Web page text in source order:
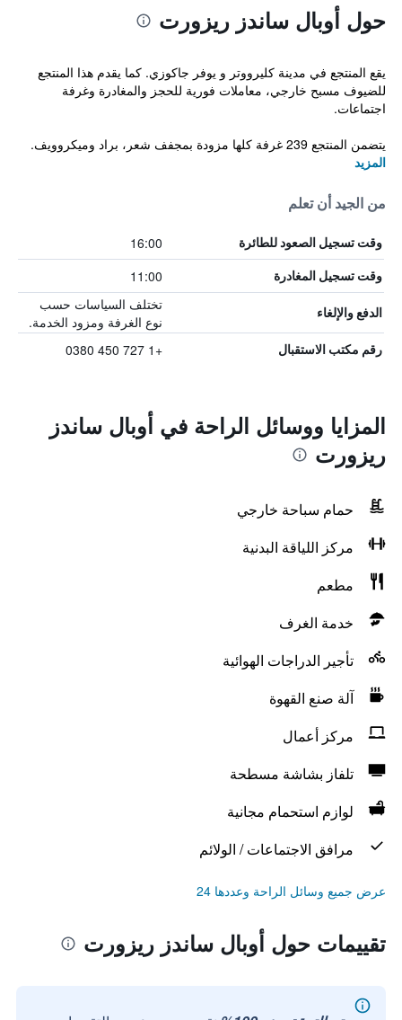
حول أوبال ساندز ريزورت
يقع المنتجع في مدينة كليرووتر و يوفر جاكوزي. كما يقدم هذا المنتجع
للضيوف مسبح خارجي، معاملات فورية للحجز والمغادرة وغرفة
اجتماعات.
يتضمن المنتجع 239 غرفة كلها مزودة بمجفف شعر، براد وميكروويف.
المزيد
من الجيد أن تعلم
وقت تسجيل الصعود للطائرة 16:00
وقت تسجيل المغادرة 11:00
الدفع والإلغاء
تختلف السياسات حسب
نوع الغرفة ومزود الخدمة.
رقم مكتب الاستقبال +1 727 450 0380
المزايا ووسائل الراحة في أوبال ساندز
ريزورت
حمام سباحة خارجي
مركز اللياقة البدنية
مطعم
خدمة الغرف
تأجير الدراجات الهوائية
آلة صنع القهوة
مركز أعمال
تلفاز بشاشة مسطحة
لوازم استحمام مجانية
مرافق الاجتماعات / الولائم
عرض جميع وسائل الراحة وعددها 24
تقييمات حول أوبال ساندز ريزورت